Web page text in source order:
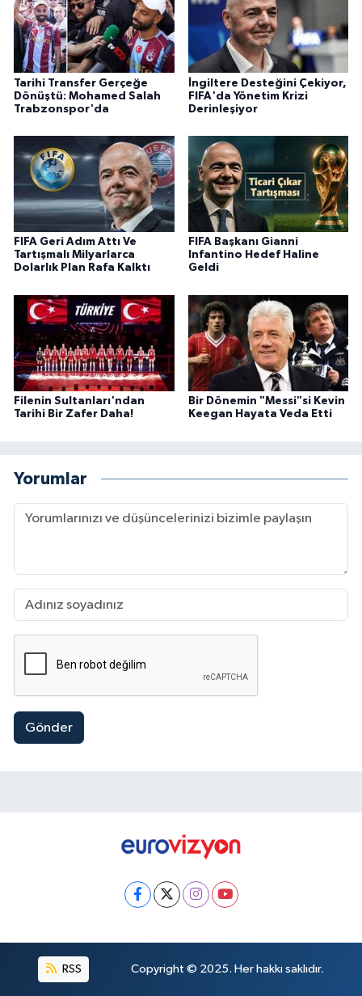
Tarihi Transfer Gerçeğe
Dönüştü: Mohamed Salah
Trabzonspor'da
İngiltere Desteğini Çekiyor,
FIFA'da Yönetim Krizi
Derinleşiyor
FIFA Geri Adım Attı Ve
Tartışmalı Milyarlarca
Dolarlık Plan Rafa Kalktı
FIFA Başkanı Gianni
Infantino Hedef Haline
Geldi
Filenin Sultanları'ndan
Tarihi Bir Zafer Daha!
Bir Dönemin "Messi"si Kevin
Keegan Hayata Veda Etti
Yorumlar
Gönder
RSS Copyright © 2025. Her hakkı saklıdır.